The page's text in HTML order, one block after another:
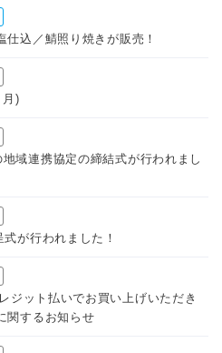
込／鯖照り焼きが販売！
月)
域連携協定の締結式が行われまし
が行われました！
ジット払いでお買い上げいただき
関するお知らせ